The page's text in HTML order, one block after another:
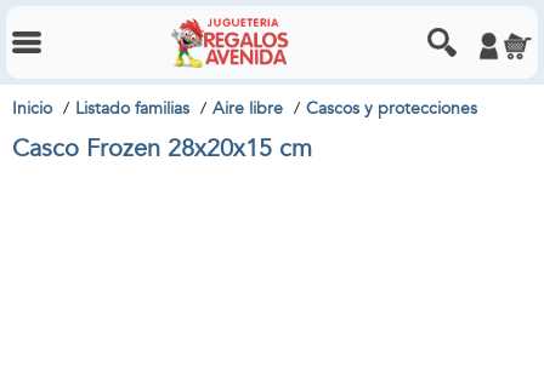
Inicio Listado familias Aire libre Cascos y protecciones
Casco Frozen 28x20x15 cm